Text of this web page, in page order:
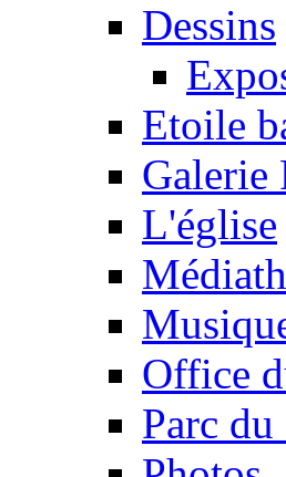
Dessins
Etoile
Galerie
L'église
Office
Parc